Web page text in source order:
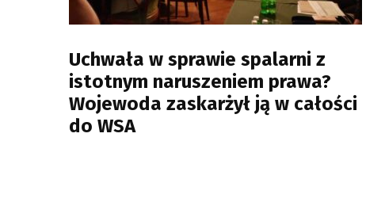
Uchwała w sprawie spalarni z
istotnym naruszeniem prawa?
Wojewoda zaskarżył ją w całości
do WSA